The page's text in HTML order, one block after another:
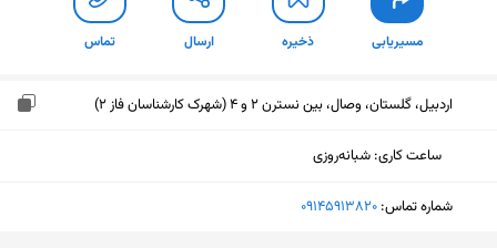
مسیریابی ذخیره ارسال تماس
اردبیل، گلستان، وصال، بین نسترن 2 و 4 (شهرک کارشناسان فاز ۲)
ساعت کاری: شبانه‌روزی
شماره تماس: ‎09145913820